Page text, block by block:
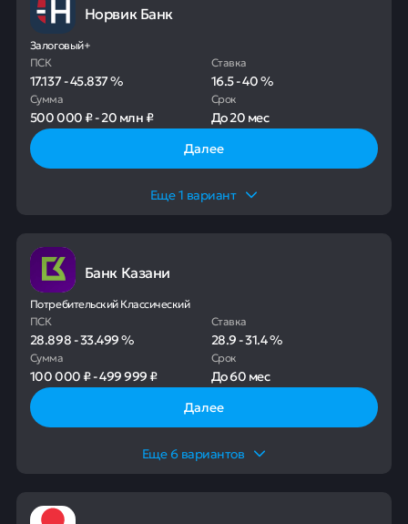
Норвик Банк
Залоговый+
ПСК
17.137-45.837%
Ставка
16.5-40%
Сумма
500 000 ₽-20 млн ₽
Срок
До20 мес
Далее
Еще1 вариант
Банк Казани
Потребительский Классический
ПСК
28.898-33.499%
Ставка
28.9-31.4%
Сумма
100 000 ₽-499 999 ₽
Срок
До60 мес
Далее
Еще6 вариантов